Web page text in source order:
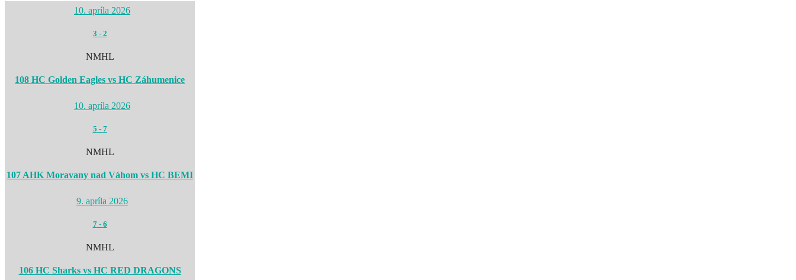
10. apríla 2026
3 - 2
NMHL
108 HC Golden Eagles vs HC Záhumenice
10. apríla 2026
5 - 7
NMHL
107 AHK Moravany nad Váhom vs HC BEMI
9. apríla 2026
7- 6
NMHL
106 HC Sharks vs HC RED DRAGONS